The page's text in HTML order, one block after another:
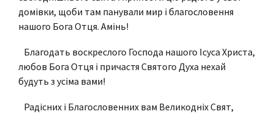
домівки, щоби там панували мир і благословення
нашого Бога Отця. Амінь!
Благодать воскреслого Господа нашого Ісуса Христа,
любов Бога Отця і причастя Святого Духа нехай
будуть з усіма вами!
Радісних і Благословенних вам Великодніх Свят,